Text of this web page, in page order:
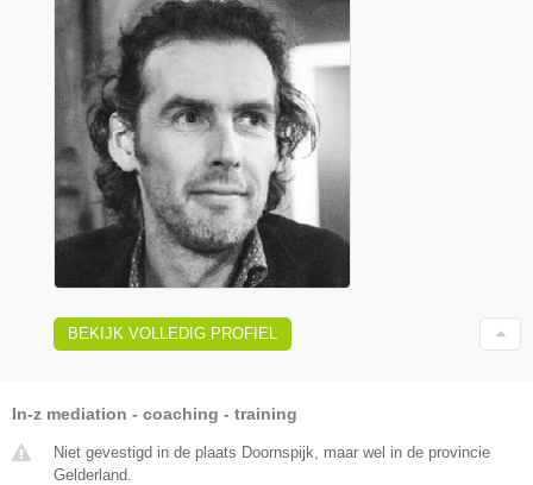
BEKIJK VOLLEDIG PROFIEL
In-z mediation - coaching - training
Niet gevestigd in de plaats Doornspijk, maar wel in de provincie
Gelderland.